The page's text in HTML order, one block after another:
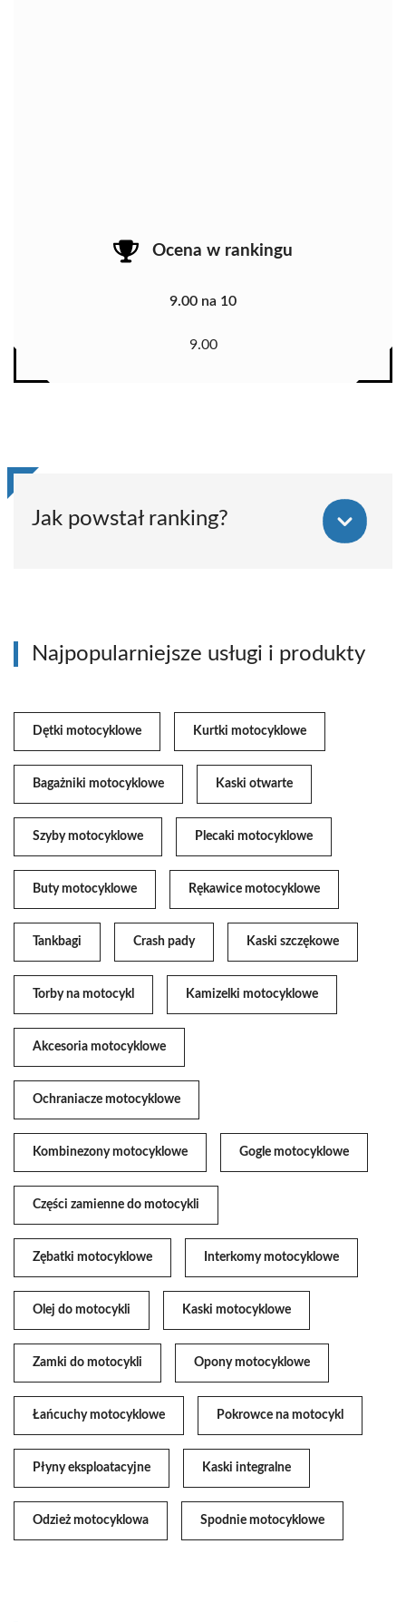
Ocena w rankingu
9.00 na 10
9.00
Jak powstał ranking?
Najpopularniejsze usługi i produkty
Dętki motocyklowe Kurtki motocyklowe
Bagażniki motocyklowe Kaski otwarte
Szyby motocyklowe Plecaki motocyklowe
Buty motocyklowe Rękawice motocyklowe
Tankbagi Crash pady Kaski szczękowe
Torby na motocykl Kamizelki motocyklowe
Akcesoria motocyklowe
Ochraniacze motocyklowe
Kombinezony motocyklowe Gogle motocyklowe
Części zamienne do motocykli
Zębatki motocyklowe Interkomy motocyklowe
Olej do motocykli Kaski motocyklowe
Zamki do motocykli Opony motocyklowe
Łańcuchy motocyklowe Pokrowce na motocykl
Płyny eksploatacyjne Kaski integralne
Odzież motocyklowa Spodnie motocyklowe